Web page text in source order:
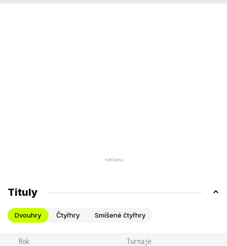
Tituly
Dvouhry Čtyřhry Smíšené čtyřhry
Rok Turnaje